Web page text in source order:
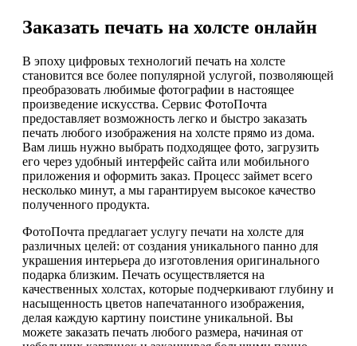
Заказать печать на холсте онлайн
В эпоху цифровых технологий печать на холсте
становится все более популярной услугой, позволяющей
преобразовать любимые фотографии в настоящее
произведение искусства. Сервис ФотоПочта
предоставляет возможность легко и быстро заказать
печать любого изображения на холсте прямо из дома.
Вам лишь нужно выбрать подходящее фото, загрузить
его через удобный интерфейс сайта или мобильного
приложения и оформить заказ. Процесс займет всего
несколько минут, а мы гарантируем высокое качество
полученного продукта.
ФотоПочта предлагает услугу печати на холсте для
различных целей: от создания уникального панно для
украшения интерьера до изготовления оригинального
подарка близким. Печать осуществляется на
качественных холстах, которые подчеркивают глубину и
насыщенность цветов напечатанного изображения,
делая каждую картину поистине уникальной. Вы
можете заказать печать любого размера, начиная от